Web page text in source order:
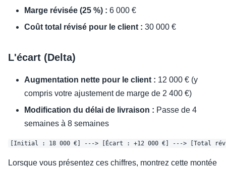
Marge révisée (25 %) : 6 000 €
Coût total révisé pour le client : 30 000 €
L'écart (Delta)
Augmentation nette pour le client : 12 000 € (y
compris votre ajustement de marge de 2 400 €)
Modification du délai de livraison : Passe de 4
semaines à 8 semaines
Lorsque vous présentez ces chiffres, montrez cette montée